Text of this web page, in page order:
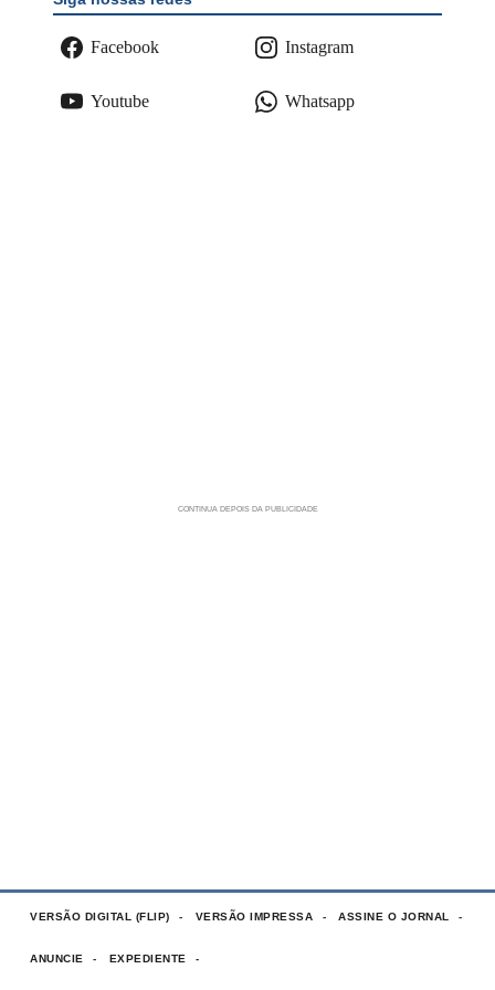
Facebook Instagram
Youtube Whatsapp
VERSÃO DIGITAL (FLIP) VERSÃO IMPRESSA ASSINE O JORNAL
ANUNCIE EXPEDIENTE